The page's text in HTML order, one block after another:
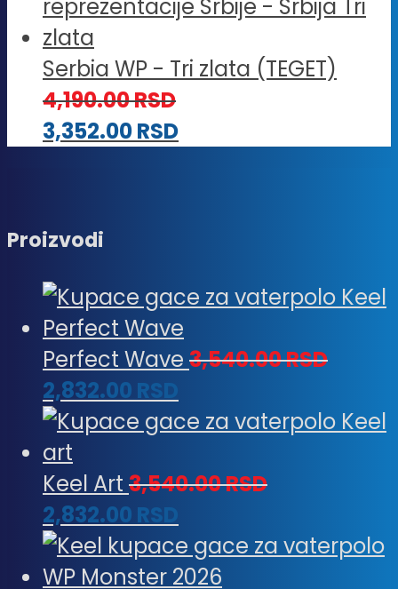
Serbia WP - Tri zlata (TEGET)
4,190.00RSD
3,352.00RSD
Proizvodi
Perfect Wave 3,540.00RSD
2,832.00 RSD
Keel Art 3,540.00RSD
2,832.00 RSD